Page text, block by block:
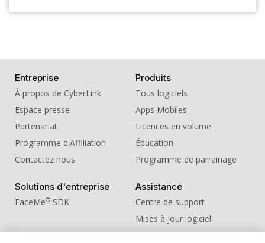
Entreprise
À propos de CyberLink
Espace presse
Partenariat
Programme d'Affiliation
Contactez nous
Produits
Tous logiciels
Apps Mobiles
Licences en volume
Éducation
Programme de parrainage
Solutions d'entreprise
FaceMe® SDK
Assistance
Centre de support
Mises à jour logiciel
Centre d'apprentissage